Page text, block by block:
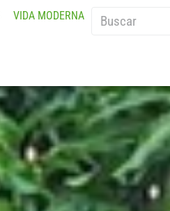
VIDA MODERNA